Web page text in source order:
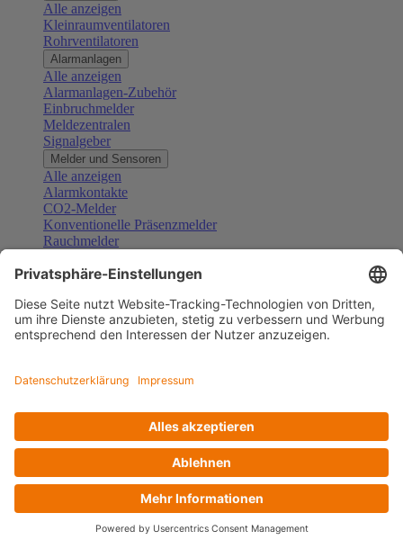
Alle anzeigen
Kleinraumventilatoren
Rohrventilatoren
Alarmanlagen
Alle anzeigen
Alarmanlagen-Zubehör
Einbruchmelder
Meldezentralen
Signalgeber
Melder und Sensoren
Alle anzeigen
Alarmkontakte
CO2-Melder
Konventionelle Präsenzmelder
Rauchmelder
Gefahrenmelder
Türsprechanlagen
Alle anzeigen
Außenstationen
Klingeltaster und Gongs
Sprechanlagen-Sets
Zubehör Türkommunikation
Videoüberwachung
Zubehör Videoüberwachung
Alle anzeigen